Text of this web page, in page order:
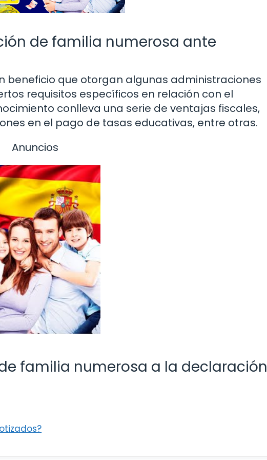
de familia numerosa ante
beneficio que otorgan algunas administraciones
requisitos específicos en relación con el
conlleva una serie de ventajas fiscales,
en el pago de tasas educativas, entre otras.
Anuncios
familia numerosa a la declaración